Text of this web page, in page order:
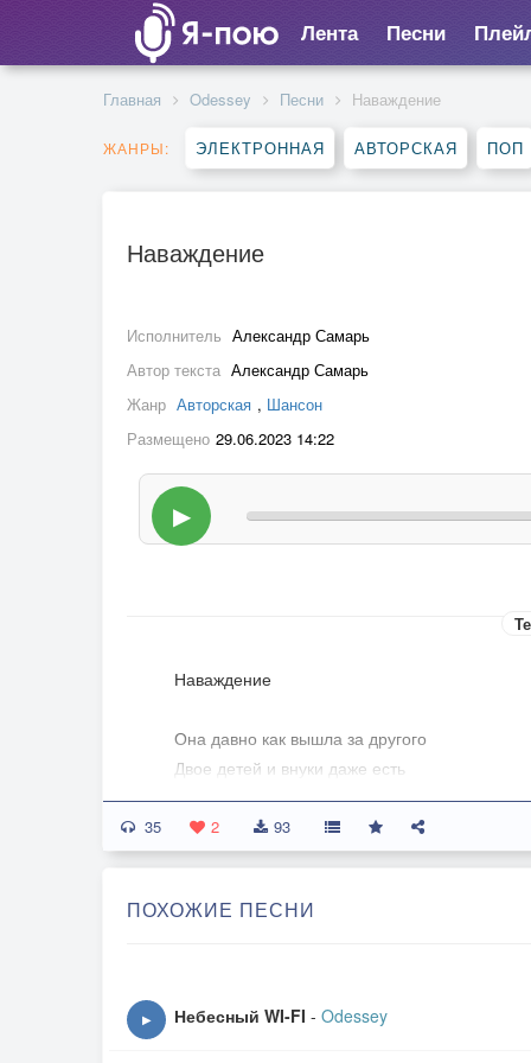
Лента Песни
Главная Odessey Песни Наваждение
ЖАНРЫ: ЭЛЕКТРОННАЯ АВТОРСКАЯ ПОП
Наваждение
Исполнитель Александр Самарь
Автор текста Александр Самарь
Жанр Авторская , Шансон
Размещено 29.06.2023 14:22
▶
Наваждение
Она давно как вышла за другого
Двое детей и внуки даже есть
Но сердце почему-то не спокойно
Тот кто ушел он почему-то здесь
И тихо — С добрым утром говорит
35 2 93
ПОХОЖИЕ ПЕСНИ
▶ Небесный WI-FI - Odessey